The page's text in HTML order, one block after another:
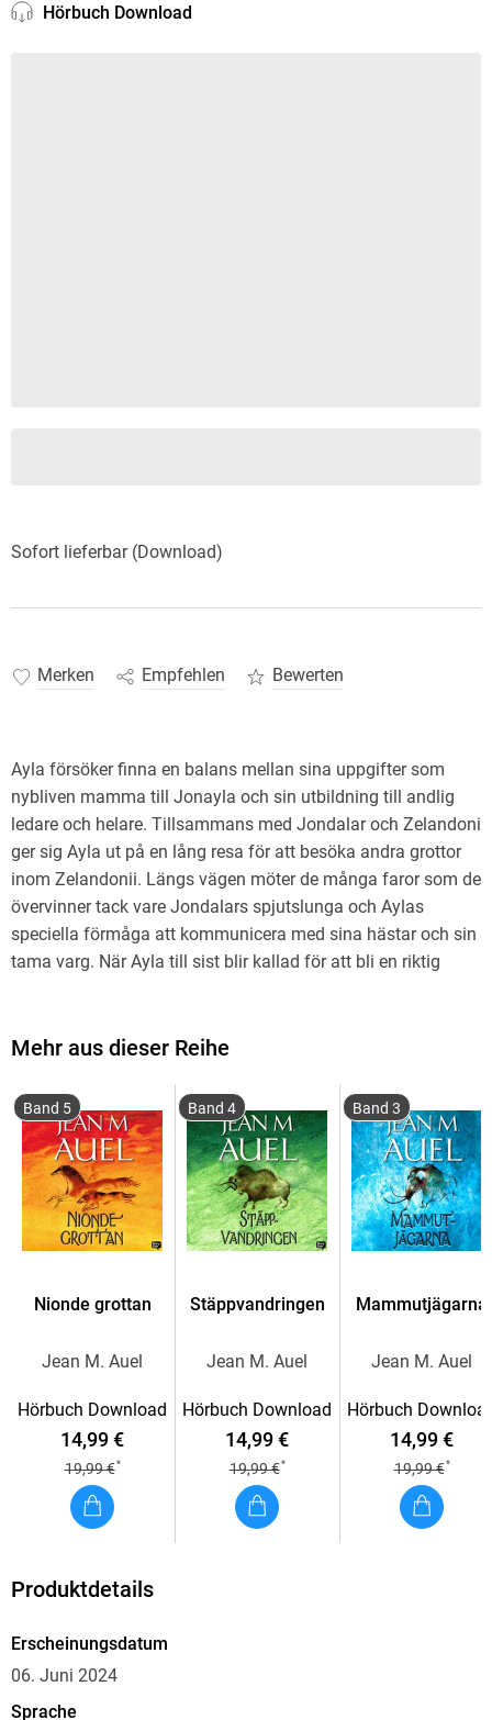
Hörbuch Download
Sofort lieferbar (Download)
Merken Empfehlen Bewerten
Ayla försöker finna en balans mellan sina uppgifter som
nybliven mamma till Jonayla och sin utbildning till andlig
ledare och helare. Tillsammans med Jondalar och Zelandoni
ger sig Ayla ut på en lång resa för att besöka andra grottor
inom Zelandonii. Längs vägen möter de många faror som de
övervinner tack vare Jondalars spjutslunga och Aylas
speciella förmåga att kommunicera med sina hästar och sin
tama varg. När Ayla till sist blir kallad för att bli en riktig
35 000 år sedan är en av vår tids största boksuccéer med
mer än 45 miljoner sålda böcker runt om i världen. Böckerna
om stenåldersmänniskorna är omtalade för sitt erotiska
innehåll, men en av anledningarna till de otroliga
framgångarna är Auels grundliga research och trovärdiga
miljöbeskrivningar som lockat läsare i alla kategorier. Auel är
Mehr aus dieser Reihe
Band 5
Nionde grottan
Jean M. Auel
Hörbuch Download
14,99 €
19,99 €*
Band 4
Stäppvandringen
Jean M. Auel
Hörbuch Download
14,99 €
19,99 €*
Band 3
Mammutjägarna
Jean M. Auel
Hörbuch
14,99 €
19,99 €*
Produktdetails
Erscheinungsdatum
06. Juni 2024
Sprache